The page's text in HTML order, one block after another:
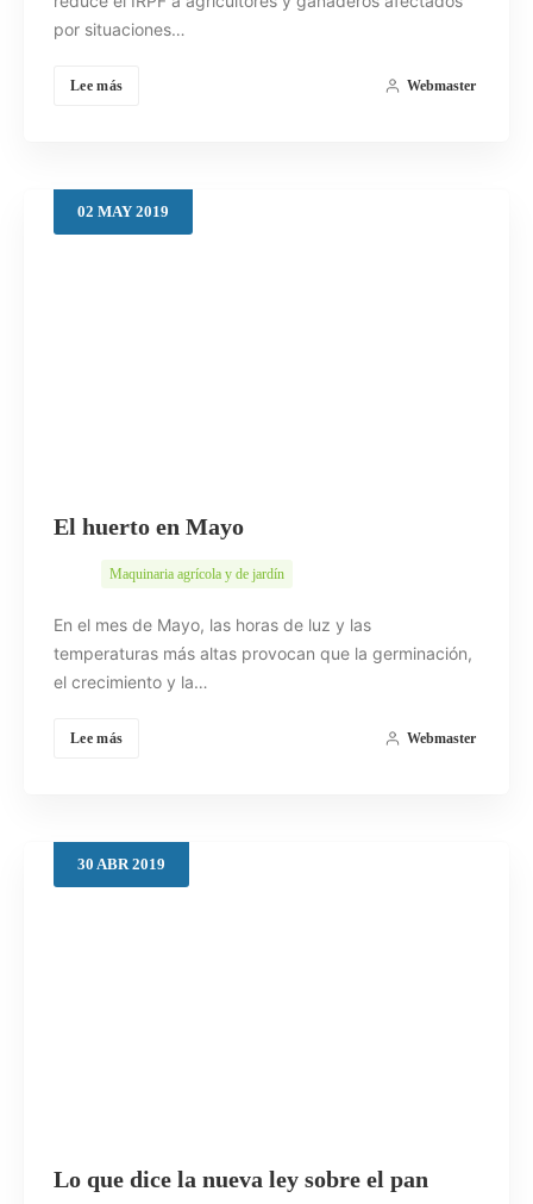
por situaciones…
Lee más Webmaster
02 MAY 2019
El huerto en Mayo
Maquinaria agrícola y de jardín
En el mes de Mayo, las horas de luz y las
temperaturas más altas provocan que la germinación,
el crecimiento y la…
Lee más Webmaster
30 ABR2019
Lo que dice la nueva ley sobre el pan